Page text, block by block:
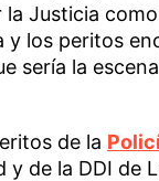
Justicia
y los peritos
sería la
de la
y de la DDI de